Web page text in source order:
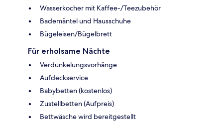
Wasserkocher mit Kaffee-/Teezubehör
Bademäntel und Hausschuhe
Bügeleisen/Bügelbrett
Für erholsame Nächte
Verdunkelungsvorhänge
Aufdeckservice
Babybetten (kostenlos)
Zustellbetten (Aufpreis)
Bettwäsche wird bereitgestellt